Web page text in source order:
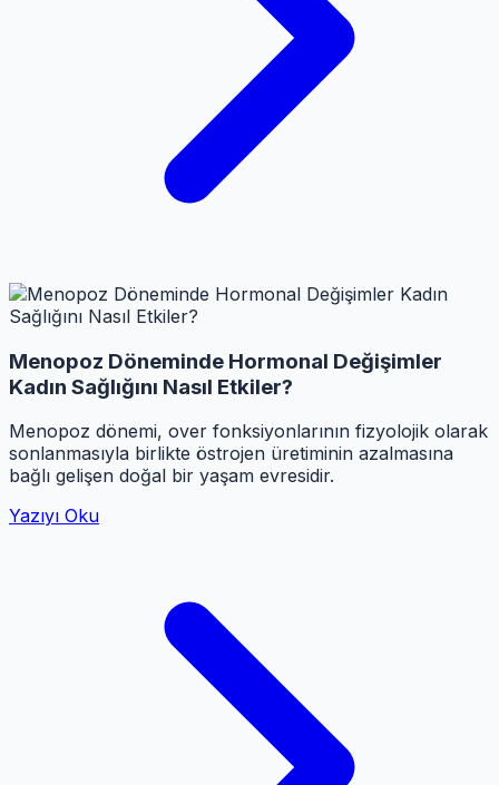
Menopoz Döneminde Hormonal Değişimler
Kadın Sağlığını Nasıl Etkiler?
Menopoz dönemi, over fonksiyonlarının fizyolojik olarak
sonlanmasıyla birlikte östrojen üretiminin azalmasına
bağlı gelişen doğal bir yaşam evresidir.
Yazıyı Oku